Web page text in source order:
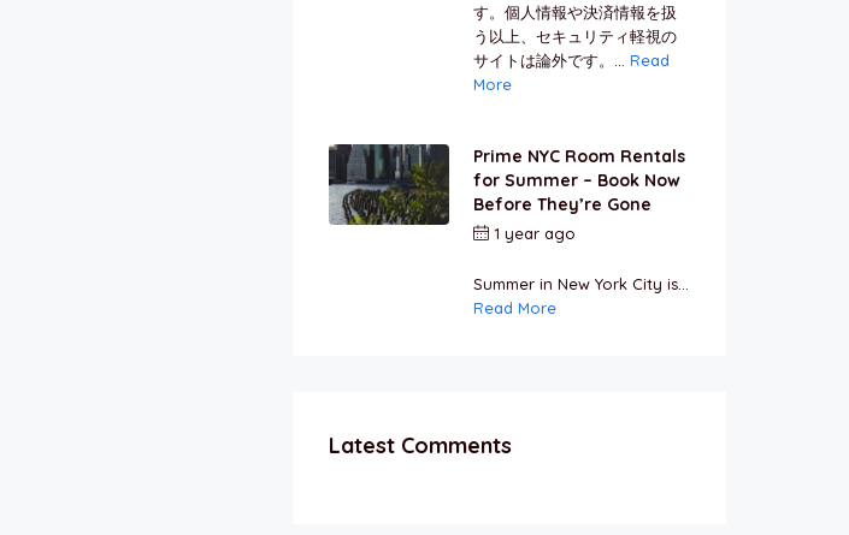
す。個人情報や決済情報を扱
う以上、セキュリティ軽視の
サイトは論外です。... Read
More
Prime NYC Room Rentals
for Summer – Book Now
Before They’re Gone
1 year ago
Summer in New York City is...
Read More
Latest Comments